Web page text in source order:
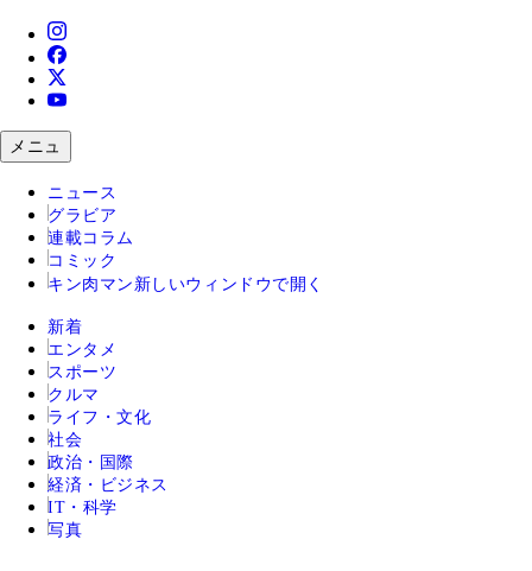
メニュ
ニュース
グラビア
連載コラム
コミック
キン肉マン 新しいウィンドウで開く
新着
エンタメ
スポーツ
クルマ
ライフ・文化
社会
政治・国際
経済・ビジネス
IT・科学
写真